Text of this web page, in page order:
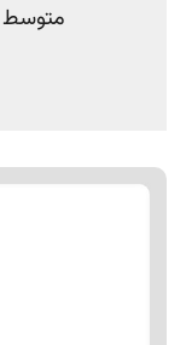
متوسط 3 برابر بیشتر وزن کم کردند!